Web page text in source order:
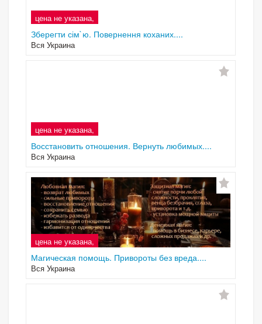
цена не указана,
Зберегти сім`ю. Повернення коханих....
Вся Украина
цена не указана,
Восстановить отношения. Вернуть любимых....
Вся Украина
цена не указана,
Магическая помощь. Привороты без вреда....
Вся Украина